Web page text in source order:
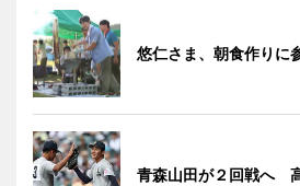
悠仁さま、朝食作りに
青森山田が２回戦へ